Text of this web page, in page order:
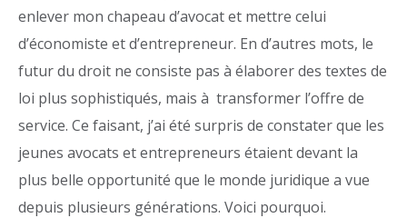
enlever mon chapeau d’avocat et mettre celui
d’économiste et d’entrepreneur. En d’autres mots, le
futur du droit ne consiste pas à élaborer des textes de
loi plus sophistiqués, mais à transformer l’offre de
service. Ce faisant, j’ai été surpris de constater que les
jeunes avocats et entrepreneurs étaient devant la
plus belle opportunité que le monde juridique a vue
depuis plusieurs générations. Voici pourquoi.